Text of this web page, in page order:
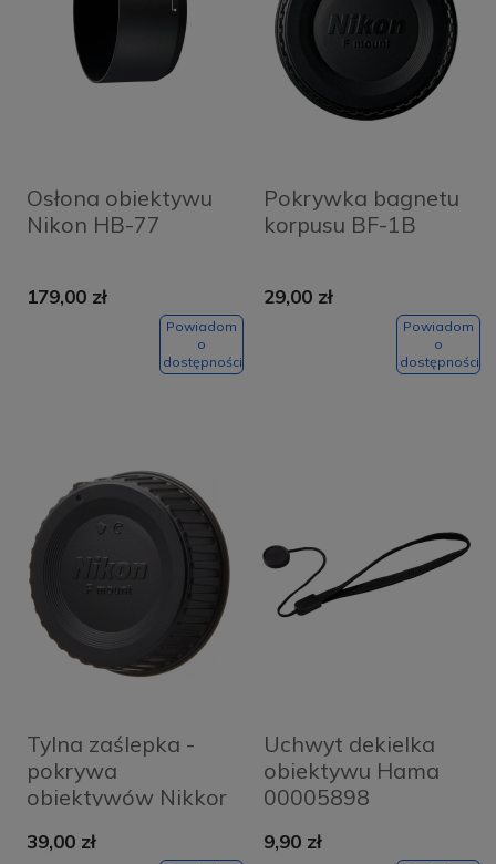
Osłona obiektywu
Nikon HB-77
179,00 zł
Powiadom
o
dostępności
Pokrywka bagnetu
korpusu BF-1B
29,00 zł
Powiadom
o
dostępności
Tylna zaślepka -
pokrywa
obiektywów Nikkor
39,00 zł
Uchwyt dekielka
obiektywu Hama
00005898
9,90 zł